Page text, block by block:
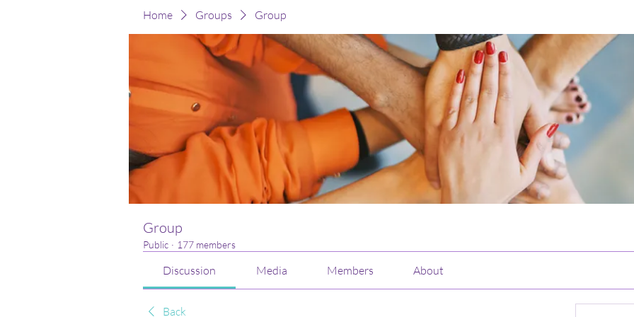
Home Groups Group
Group
Public · 177 members
Discussion Media Members About
Back